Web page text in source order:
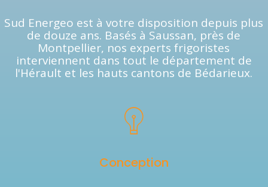
Sud Energeo est à votre disposition depuis plus
de douze ans. Basés à Saussan, près de
Montpellier, nos experts frigoristes
interviennent dans tout le département de
l'Hérault et les hauts cantons de Bédarieux.
Conception